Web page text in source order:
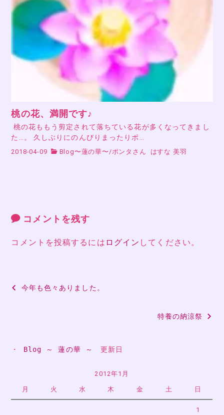
桃の花、満開です♪
桃の花ももう剪定されて落ちている花が多くなってきまし
た…。 久しぶりにのんびりまったりポ…
2018-04-09 Blog〜蓮の華〜 /ポンタさん はすな 美羽
コメントを残す
コメントを投稿するには ログイン してください。
投
今年も色々ありました。
特養の納涼祭
・ Blog ～ 蓮の華 ～ 更新日
2012年1月
月 火 水 木 金 土 日
1